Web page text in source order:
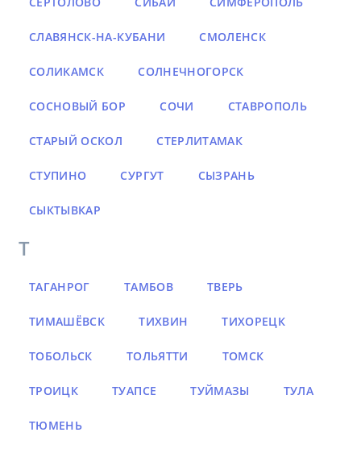
СЛАВЯНСК-НА-КУБАНИ СМОЛЕНСК
СОЛИКАМСК СОЛНЕЧНОГОРСК
СОСНОВЫЙ БОР СОЧИ СТАВРОПОЛЬ
СТАРЫЙ ОСКОЛ СТЕРЛИТАМАК
СТУПИНО СУРГУТ СЫЗРАНЬ
СЫКТЫВКАР
Т
ТАГАНРОГ ТАМБОВ ТВЕРЬ
ТИМАШЁВСК ТИХВИН ТИХОРЕЦК
ТОБОЛЬСК ТОЛЬЯТТИ ТОМСК
ТРОИЦК ТУАПСЕ ТУЙМАЗЫ ТУЛА
ТЮМЕНЬ